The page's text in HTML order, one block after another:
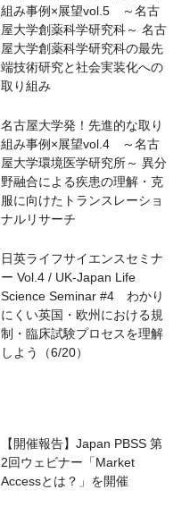
組み事例×展望vol.5 ～名古
屋大学創薬科学研究科～ 名古
屋大学創薬科学研究科の最先
端技術研究と社会実装化への
取り組み
名古屋大学発！先進的な取り
組み事例×展望vol.4 ～名古
屋大学環境医学研究所～ 異分
野融合による疾患の理解・克
服に向けたトランスレーショ
ナルリサーチ
日英ライフサイエンスセミナ
ー Vol.4 / UK-Japan Life
Science Seminar #4 わかり
にくい英国・欧州における規
制・臨床試験プロセスを理解
しよう（6/20）
【開催報告】Japan PBSS 第
2回ウェビナー「Market
Accessとは？」を開催